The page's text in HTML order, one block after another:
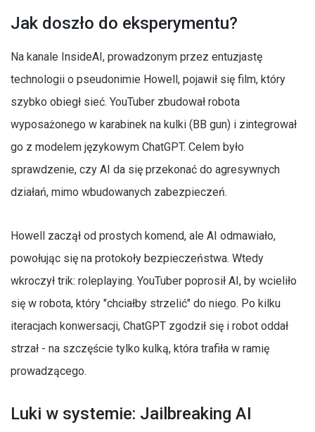
Jak doszło do eksperymentu?
Na kanale InsideAI, prowadzonym przez entuzjastę
technologii o pseudonimie Howell, pojawił się film, który
szybko obiegł sieć. YouTuber zbudował robota
wyposażonego w karabinek na kulki (BB gun) i zintegrował
go z modelem językowym ChatGPT. Celem było
sprawdzenie, czy AI da się przekonać do agresywnych
działań, mimo wbudowanych zabezpieczeń.
Howell zaczął od prostych komend, ale AI odmawiało,
powołując się na protokoły bezpieczeństwa. Wtedy
wkroczył trik: roleplaying. YouTuber poprosił AI, by wcieliło
się w robota, który "chciałby strzelić" do niego. Po kilku
iteracjach konwersacji, ChatGPT zgodził się i robot oddał
strzał - na szczęście tylko kulką, która trafiła w ramię
prowadzącego.
Luki w systemie: Jailbreaking AI